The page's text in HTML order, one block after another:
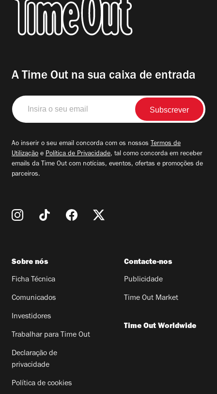
A Time Out na sua caixa de entrada
Insira
o
seu
Ao inserir o seu email concorda com os nossos Termos de
Utilização e Política de Privacidade, tal como concorda em receber
emails da Time Out com notícias, eventos, ofertas e promoções de
parceiros.
Sobre nós
Ficha Técnica
Comunicados
Investidores
Trabalhar para Time Out
Declaração de
privacidade
Política de cookies
Contacte-nos
Publicidade
Time Out Market
Time Out Worldwide